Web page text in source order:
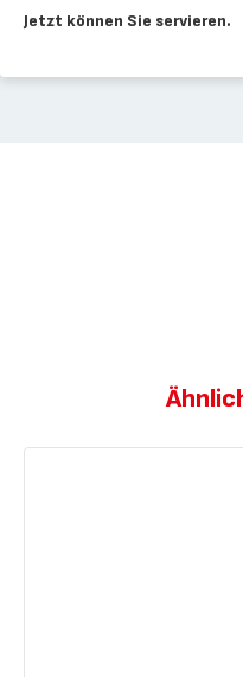
Jetzt können Sie servieren.